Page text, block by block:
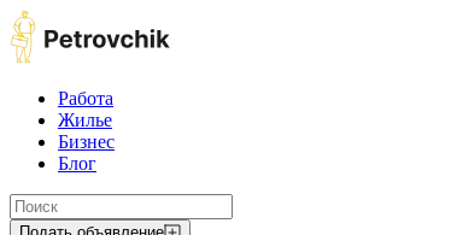
Работа
Жилье
Бизнес
Блог